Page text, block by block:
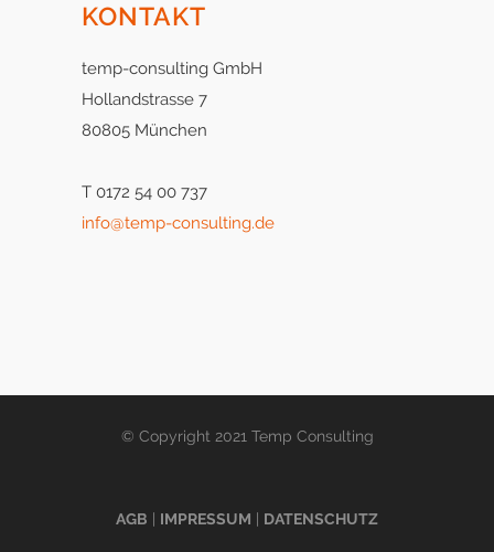
KONTAKT
temp-consulting GmbH
Hollandstrasse 7
80805 München
T 0172 54 00 737
info@temp-consulting.de
© Copyright 2021 Temp Consulting
AGB IMPRESSUM DATENSCHUTZ